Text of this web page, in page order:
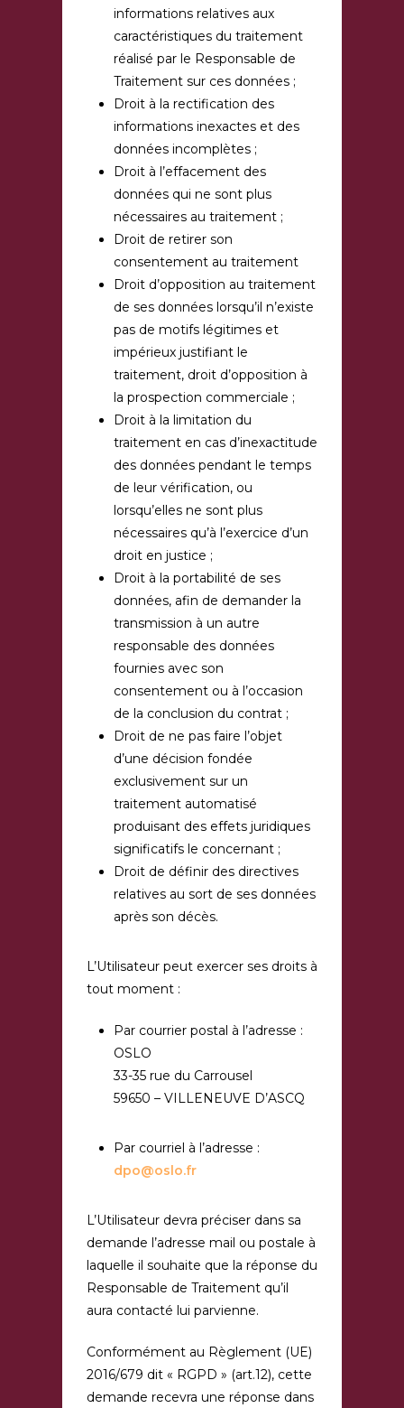
informations relatives aux
caractéristiques du traitement
réalisé par le Responsable de
Traitement sur ces données ;
Droit à la rectification des
informations inexactes et des
données incomplètes ;
Droit à l’effacement des
données qui ne sont plus
nécessaires au traitement ;
Droit de retirer son
consentement au traitement
Droit d’opposition au traitement
de ses données lorsqu’il n’existe
pas de motifs légitimes et
impérieux justifiant le
traitement, droit d’opposition à
la prospection commerciale ;
Droit à la limitation du
traitement en cas d’inexactitude
des données pendant le temps
de leur vérification, ou
lorsqu’elles ne sont plus
nécessaires qu’à l’exercice d’un
droit en justice ;
Droit à la portabilité de ses
données, afin de demander la
transmission à un autre
responsable des données
fournies avec son
consentement ou à l’occasion
de la conclusion du contrat ;
Droit de ne pas faire l’objet
d’une décision fondée
exclusivement sur un
traitement automatisé
produisant des effets juridiques
significatifs le concernant ;
Droit de définir des directives
relatives au sort de ses données
après son décès.
L’Utilisateur peut exercer ses droits à
tout moment :
Par courrier postal à l’adresse :
OSLO
33-35 rue du Carrousel
59650 – VILLENEUVE D’ASCQ
Par courriel à l’adresse :
dpo@oslo.fr
L’Utilisateur devra préciser dans sa
demande l’adresse mail ou postale à
laquelle il souhaite que la réponse du
Responsable de Traitement qu’il
aura contacté lui parvienne.
Conformément au Règlement (UE)
2016/679 dit « RGPD » (art.12), cette
demande recevra une réponse dans